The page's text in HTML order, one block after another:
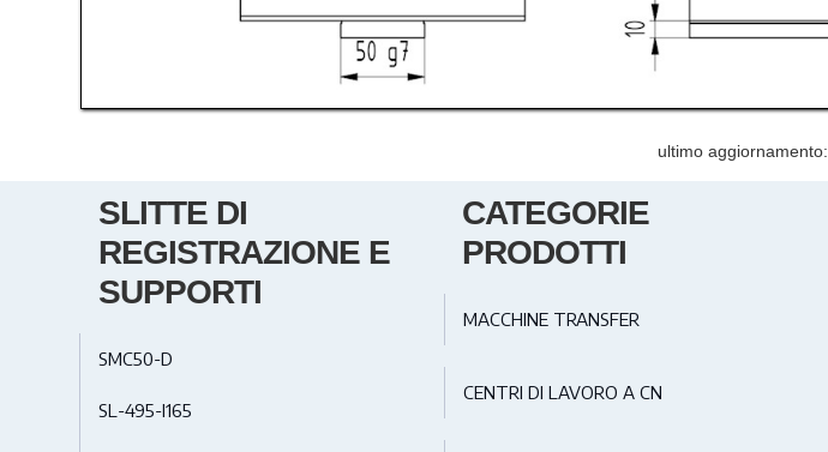
ultimo aggiornamento:
SLITTE DI
REGISTRAZIONE E
SUPPORTI
SMC50-D
SL-495-I165
CATEGORIE
PRODOTTI
MACCHINE TRANSFER
CENTRI DI LAVORO A CN